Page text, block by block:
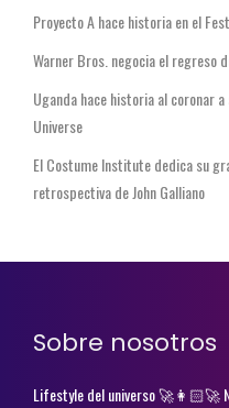
Proyecto A hace historia en el
Warner Bros. negocia el regreso
Uganda hace historia al coronar
Universe
El Costume Institute dedica su
retrospectiva de John Galliano
Sobre nosotros
Lifestyle del universo 🚀👩🏻‍🚀